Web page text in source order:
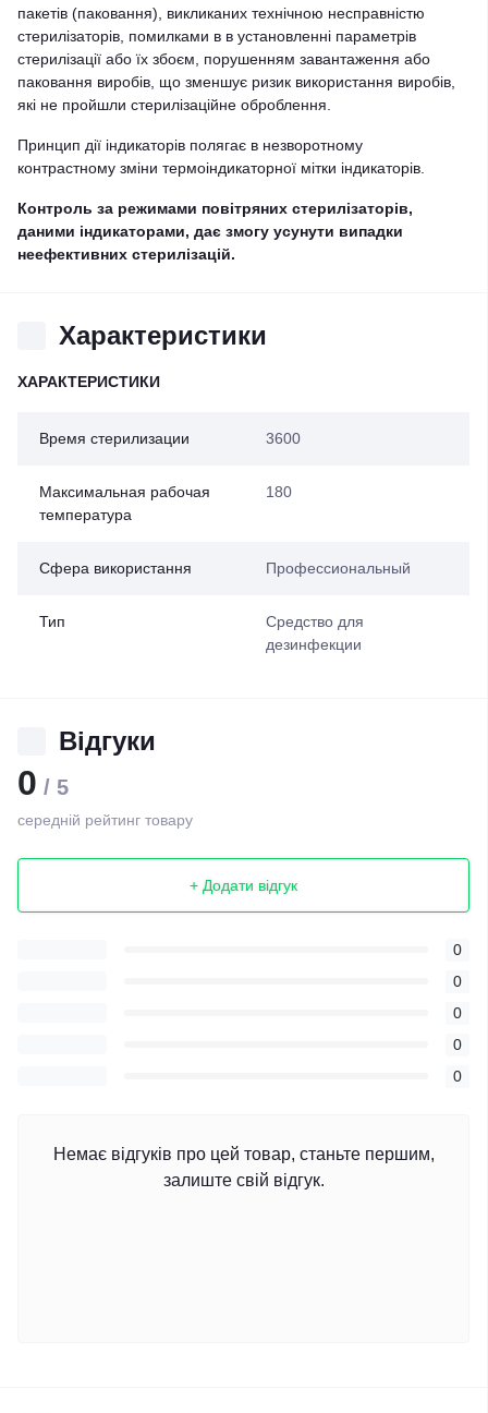
пакетів (паковання), викликаних технічною несправністю
стерилізаторів, помилками в в установленні параметрів
стерилізації або їх збоєм, порушенням завантаження або
паковання виробів, що зменшує ризик використання виробів,
які не пройшли стерилізаційне оброблення.
Принцип дії індикаторів полягає в незворотному
контрастному зміни термоіндикаторної мітки індикаторів.
Контроль за режимами повітряних стерилізаторів,
даними індикаторами, дає змогу усунути випадки
неефективних стерилізацій.
Характеристики
ХАРАКТЕРИСТИКИ
Время стерилизации 3600
Максимальная рабочая
температура
180
Сфера використання Профессиональный
Тип
Средство для
дезинфекции
Відгуки
0 / 5
середній рейтинг товару
+ Додати відгук
0
0
0
0
0
Немає відгуків про цей товар, станьте першим,
залиште свій відгук.